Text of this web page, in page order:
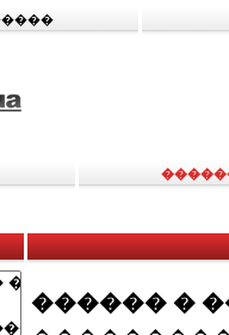
������ �